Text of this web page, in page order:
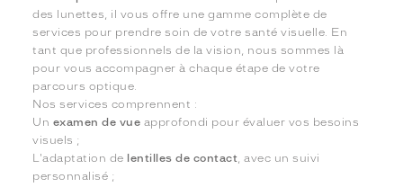
des lunettes, il vous offre une gamme complète de
services pour prendre soin de votre santé visuelle. En
tant que professionnels de la vision, nous sommes là
pour vous accompagner à chaque étape de votre
parcours optique.
Nos services comprennent :
Un examen de vue approfondi pour évaluer vos besoins
visuels ;
L'adaptation de lentilles de contact, avec un suivi
personnalisé ;